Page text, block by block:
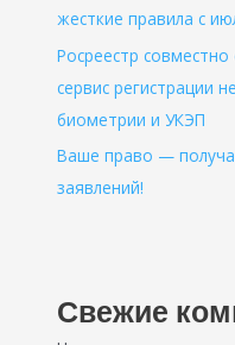
жесткие правила с
Росреестр
сервис регистрации
биометрии и УКЭП
Ваше право —
заявлений!
Свежие